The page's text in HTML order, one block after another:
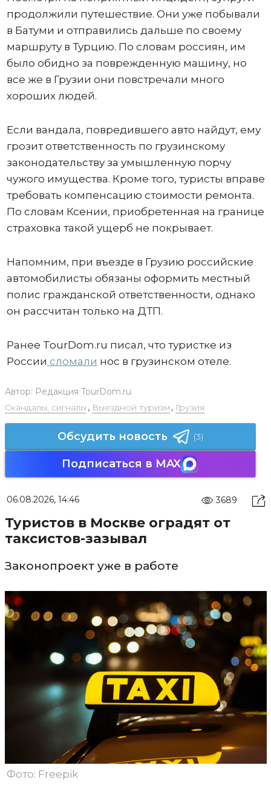
продолжили путешествие. Они уже побывали
в Батуми и отправились дальше по своему
маршруту в Турцию. По словам россиян, им
было обидно за поврежденную машину, но
все же в Грузии они повстречали много
хороших людей.
Если вандала, повредившего авто найдут, ему
грозит ответственность по грузинскому
законодательству за умышленную порчу
чужого имущества. Кроме того, туристы вправе
требовать компенсацию стоимости ремонта.
По словам Ксении, приобретенная на границе
страховка такой ущерб не покрывает.
Напомним, при въезде в Грузию российские
автомобилисты обязаны оформить местный
полис гражданской ответственности, однако
он рассчитан только на ДТП.
Ранее TourDom.ru писал, что туристке из
России сломали нос в грузинском отеле.
Автор: Редакция TourDom.ru
Скандалы, сигналы , Выездной туризм , Грузия
Обсудить новость (3)
Подписаться в MAX
06.08.2026, 14:46 3689
Туристов в Москве оградят от
таксистов-зазывал
Законопроект уже в работе
Фото: Freepik